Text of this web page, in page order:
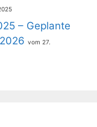
– Geplante
27.